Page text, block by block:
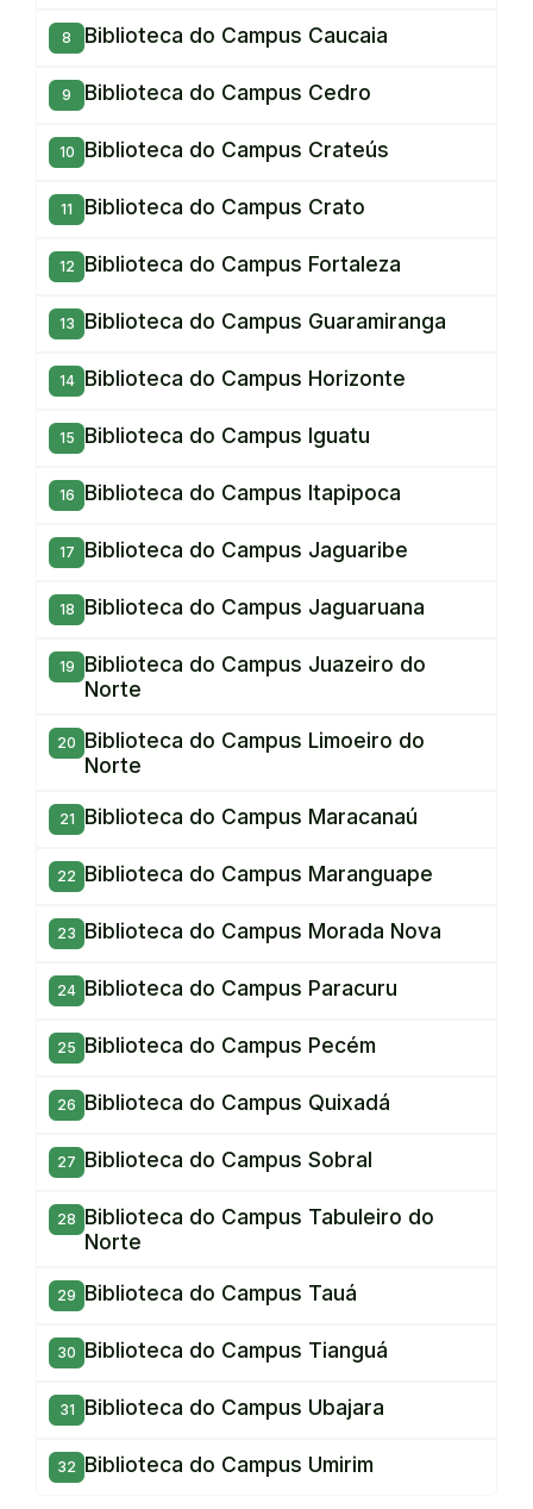
Biblioteca do Campus Caucaia
Biblioteca do Campus Cedro
Biblioteca do Campus Crateús
Biblioteca do Campus Crato
Biblioteca do Campus Fortaleza
Biblioteca do Campus Guaramiranga
Biblioteca do Campus Horizonte
Biblioteca do Campus Iguatu
Biblioteca do Campus Itapipoca
Biblioteca do Campus Jaguaribe
Biblioteca do Campus Jaguaruana
Biblioteca do Campus Juazeiro do
Norte
Biblioteca do Campus Limoeiro do
Norte
Biblioteca do Campus Maracanaú
Biblioteca do Campus Maranguape
Biblioteca do Campus Morada Nova
Biblioteca do Campus Paracuru
Biblioteca do Campus Pecém
Biblioteca do Campus Quixadá
Biblioteca do Campus Sobral
Biblioteca do Campus Tabuleiro do
Norte
Biblioteca do Campus Tauá
Biblioteca do Campus Tianguá
Biblioteca do Campus Ubajara
Biblioteca do Campus Umirim